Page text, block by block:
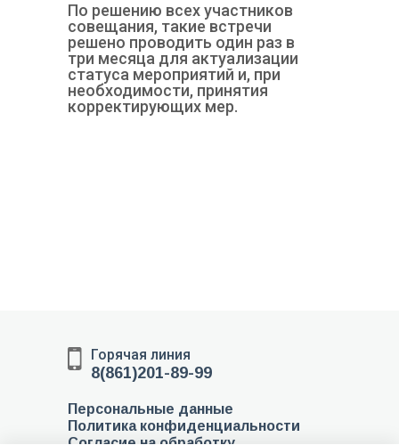
По решению всех участников
совещания, такие встречи
решено проводить один раз в
три месяца для актуализации
статуса мероприятий и, при
необходимости, принятия
корректирующих мер.
Горячая линия
8(861)201-89-99
Персональные данные
Политика конфиденциальности